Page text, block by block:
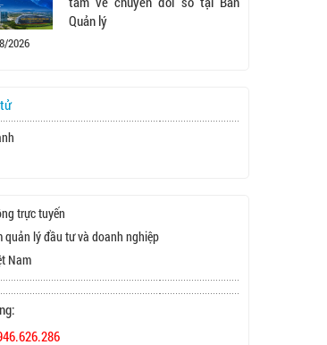
Quản lý
2026
trực tuyến
quản lý đầu tư và doanh nghiệp
Nam